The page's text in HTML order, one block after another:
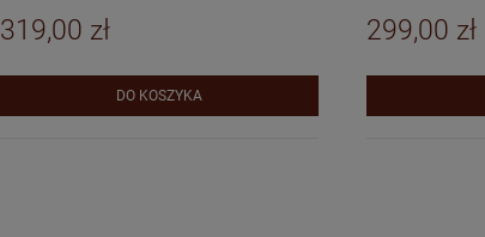
319,00 zł
DO KOSZYKA
299,00 zł